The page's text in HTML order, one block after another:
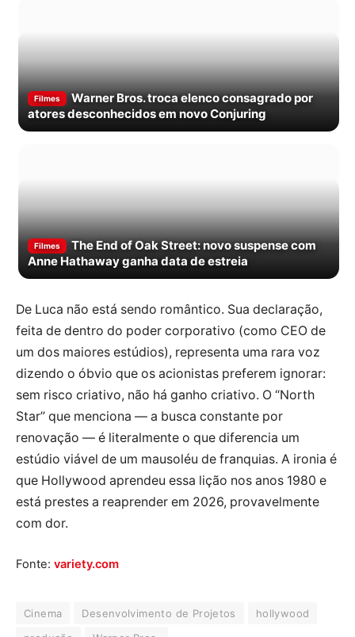
Filmes
Warner Bros. troca elenco consagrado por
atores desconhecidos em novo Conjuring
Filmes
The End of Oak Street: novo suspense com
Anne Hathaway ganha data de estreia
De Luca não está sendo romântico. Sua declaração,
feita de dentro do poder corporativo (como CEO de
um dos maiores estúdios), representa uma rara voz
dizendo o óbvio que os acionistas preferem ignorar:
sem risco criativo, não há ganho criativo. O “North
Star” que menciona — a busca constante por
renovação — é literalmente o que diferencia um
estúdio viável de um mausoléu de franquias. A ironia é
que Hollywood aprendeu essa lição nos anos 1980 e
está prestes a reaprender em 2026, provavelmente
com dor.
Fonte: variety.com
Cinema Desenvolvimento de Projetos
hollywood